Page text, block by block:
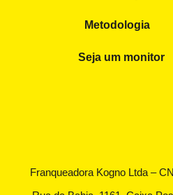
Metodologia
Seja um monitor
Franqueadora Kogno Ltda –